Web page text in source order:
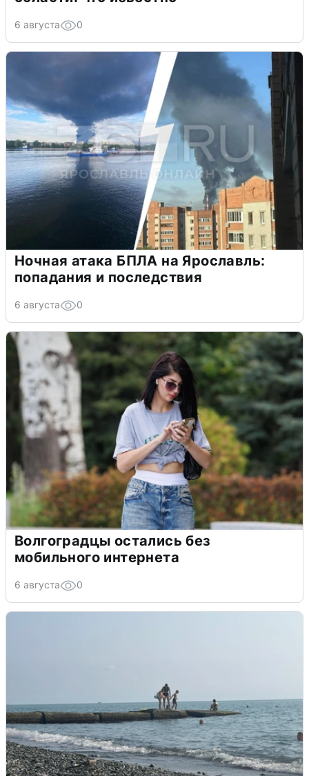
6 августа 0
Ночная атака БПЛА на Ярославль:
попадания и последствия
6 августа 0
Волгоградцы остались без
мобильного интернета
6 августа 0